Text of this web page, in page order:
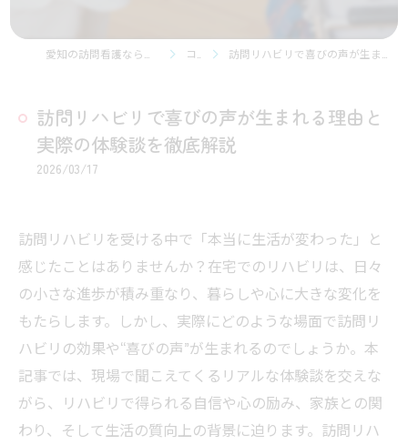
コラム 訪問リハビリで喜びの声が生まれる理由と実際の体験談を徹底解説
訪問リハビリで喜びの声が生まれる理由と
実際の体験談を徹底解説
2026/03/17
訪問リハビリを受ける中で「本当に生活が変わった」と
感じたことはありませんか？在宅でのリハビリは、日々
の小さな進歩が積み重なり、暮らしや心に大きな変化を
もたらします。しかし、実際にどのような場面で訪問リ
ハビリの効果や“喜びの声”が生まれるのでしょうか。本
記事では、現場で聞こえてくるリアルな体験談を交えな
がら、リハビリで得られる自信や心の励み、家族との関
わり、そして生活の質向上の背景に迫ります。訪問リハ